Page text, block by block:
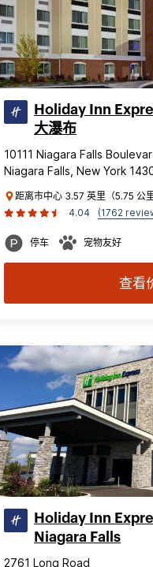
Holiday Inn
大瀑布
10111 Niagara Falls
Niagara Falls, New York
距离市中心 3.57 英里（5.75 公
4.04
(1762
停车 宠物友好
查看
Holiday Inn
Niagara Falls
2761 Long Road